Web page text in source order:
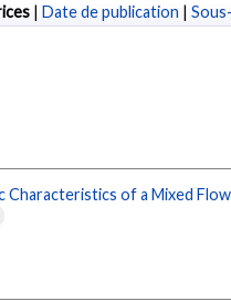
| Date de publication |
Characteristics of a Mixed